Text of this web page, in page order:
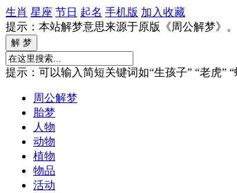
生肖 星座 节日 起名 手机版 加入收藏
提示：本站解梦意思来源于原版《周公解梦》
提示：可以输入简短关键词如“生孩子” “老虎” “
周公解梦
胎梦
人物
动物
植物
物品
活动